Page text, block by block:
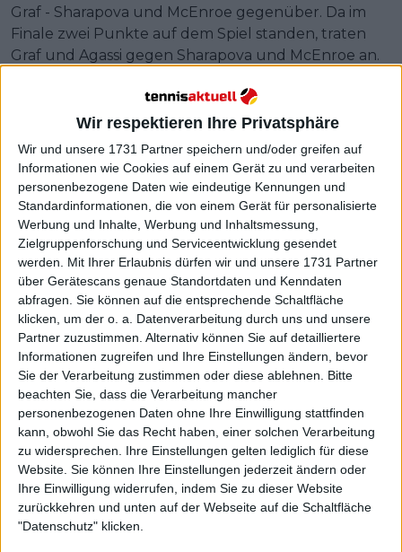
Wir respektieren Ihre Privatsphäre
Wir und unsere 1731 Partner speichern und/oder greifen auf
Informationen wie Cookies auf einem Gerät zu und verarbeiten
personenbezogene Daten wie eindeutige Kennungen und
Standardinformationen, die von einem Gerät für personalisierte
Werbung und Inhalte, Werbung und Inhaltsmessung,
Zielgruppenforschung und Serviceentwicklung gesendet
werden.
Mit Ihrer Erlaubnis dürfen wir und unsere 1731 Partner
über Gerätescans genaue Standortdaten und Kenndaten
abfragen. Sie können auf die entsprechende Schaltfläche
klicken, um der o. a. Datenverarbeitung durch uns und unsere
Partner zuzustimmen. Alternativ können Sie auf detailliertere
Informationen zugreifen und Ihre Einstellungen ändern, bevor
Sie der Verarbeitung zustimmen oder diese ablehnen.
Bitte
beachten Sie, dass die Verarbeitung mancher
personenbezogenen Daten ohne Ihre Einwilligung stattfinden
kann, obwohl Sie das Recht haben, einer solchen Verarbeitung
zu widersprechen. Ihre Einstellungen gelten lediglich für diese
Website. Sie können Ihre Einstellungen jederzeit ändern oder
Ihre Einwilligung widerrufen, indem Sie zu dieser Website
zurückkehren und unten auf der Webseite auf die Schaltfläche
"Datenschutz" klicken.
Graf - Sharapova und McEnroe gegenüber. Da im
Finale zwei Punkte auf dem Spiel standen, traten
Graf und Agassi gegen Sharapova und McEnroe an.
Graf keine Zeit, um ihr Können zu zeigen, obwohl sie
vor dem Turnier sagte, dass es ihr schwer gefallen
sei, sich an den Platz zu gewöhnen, da es kein Tennis
sei.
Weiterlesen
Das Power-Paar Andre Agassi
und Steffi Graf besiegt John
McEnroe und Maria Sharapova
und gewinnt den Pickleball Slam
2 mit 1 Million Dollar